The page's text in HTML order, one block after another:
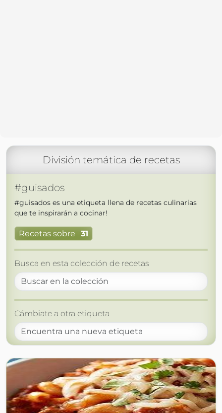
División temática de recetas
#guisados
#guisados es una etiqueta llena de recetas culinarias
que te inspirarán a cocinar!
Recetas sobre 31
Busca en esta colección de recetas
Cámbiate a otra etiqueta